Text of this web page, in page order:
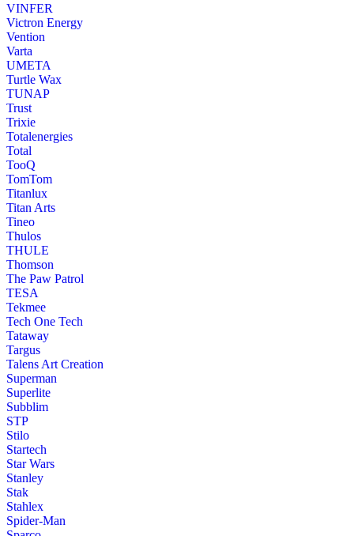
VINFER
Victron Energy
Vention
Varta
UMETA
Turtle Wax
TUNAP
Trust
Trixie
Totalenergies
Total
TooQ
TomTom
Titanlux
Titan Arts
Tineo
Thulos
THULE
Thomson
The Paw Patrol
TESA
Tekmee
Tech One Tech
Tataway
Targus
Talens Art Creation
Superman
Superlite
Subblim
STP
Stilo
Startech
Star Wars
Stanley
Stak
Stahlex
Spider-Man